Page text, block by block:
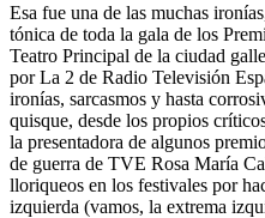
Esa fue una de las muchas
tónica de toda la gala de los
Teatro Principal de la ciudad
por La 2 de Radio Televisión
ironías, sarcasmos y hasta
quisque, desde los propios
la presentadora de algunos
de guerra de TVE Rosa María
lloriqueos en los festivales por
izquierda (vamos, la extrema